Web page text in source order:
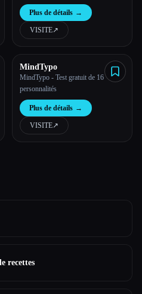
calme, la concentration et la joie dans
ta vie quotidienne.
Plus de détails →
VISITE↗︎
MindTypo
MindTypo - Test gratuit de 16
personnalités
Plus de détails →
VISITE↗︎
recettes